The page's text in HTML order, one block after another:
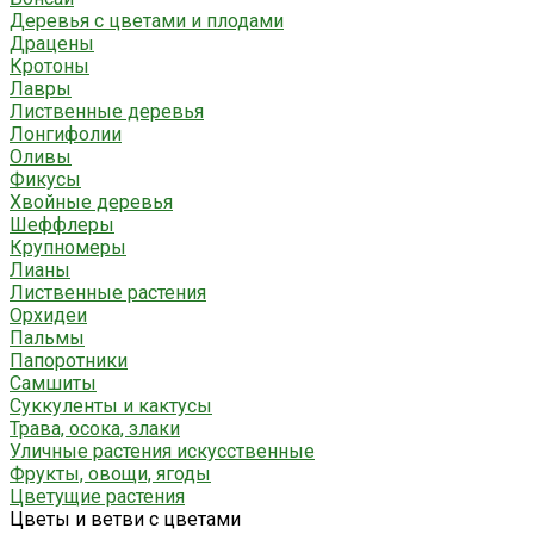
Деревья с цветами и плодами
Драцены
Кротоны
Лавры
Лиственные деревья
Лонгифолии
Оливы
Фикусы
Хвойные деревья
Шеффлеры
Крупномеры
Лианы
Лиственные растения
Орхидеи
Пальмы
Папоротники
Самшиты
Суккуленты и кактусы
Трава, осока, злаки
Уличные растения искусственные
Фрукты, овощи, ягоды
Цветущие растения
Цветы и ветви с цветами